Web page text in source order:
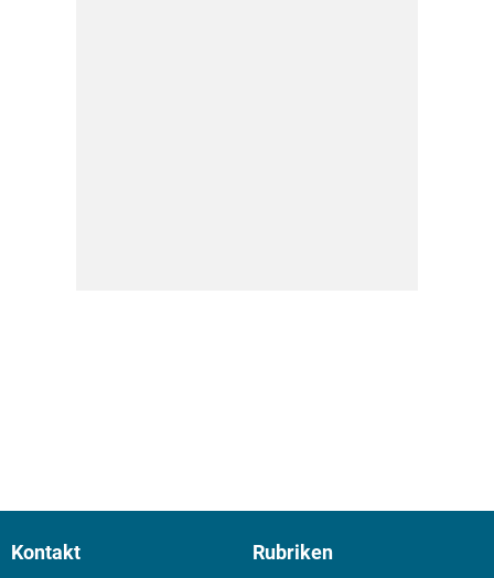
Kontakt Rubriken